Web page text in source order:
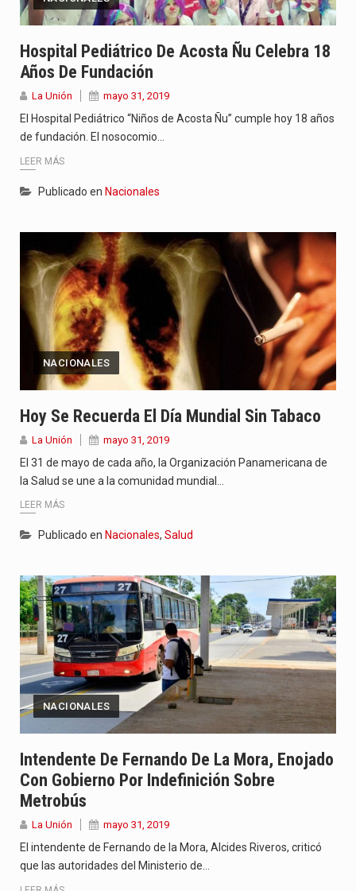
Hospital Pediátrico De Acosta Ñu Celebra 18
Años De Fundación
La Unión mayo 31, 2019
El Hospital Pediátrico “Niños de Acosta Ñu” cumple hoy 18 años
de fundación. El nosocomio…
LEER MÁS
Publicado en Nacionales
NACIONALES
Hoy Se Recuerda El Día Mundial Sin Tabaco
La Unión mayo 31, 2019
El 31 de mayo de cada año, la Organización Panamericana de
la Salud se une a la comunidad mundial…
LEER MÁS
Publicado en Nacionales, Salud
NACIONALES
Intendente De Fernando De La Mora, Enojado
Con Gobierno Por Indefinición Sobre
Metrobús
La Unión mayo 31, 2019
El intendente de Fernando de la Mora, Alcides Riveros, criticó
que las autoridades del Ministerio de…